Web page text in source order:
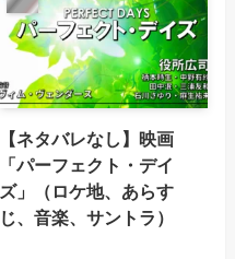
【ネタバレなし】映画
「パーフェクト・デイ
ズ」（ロケ地、あらす
じ、音楽、サントラ）